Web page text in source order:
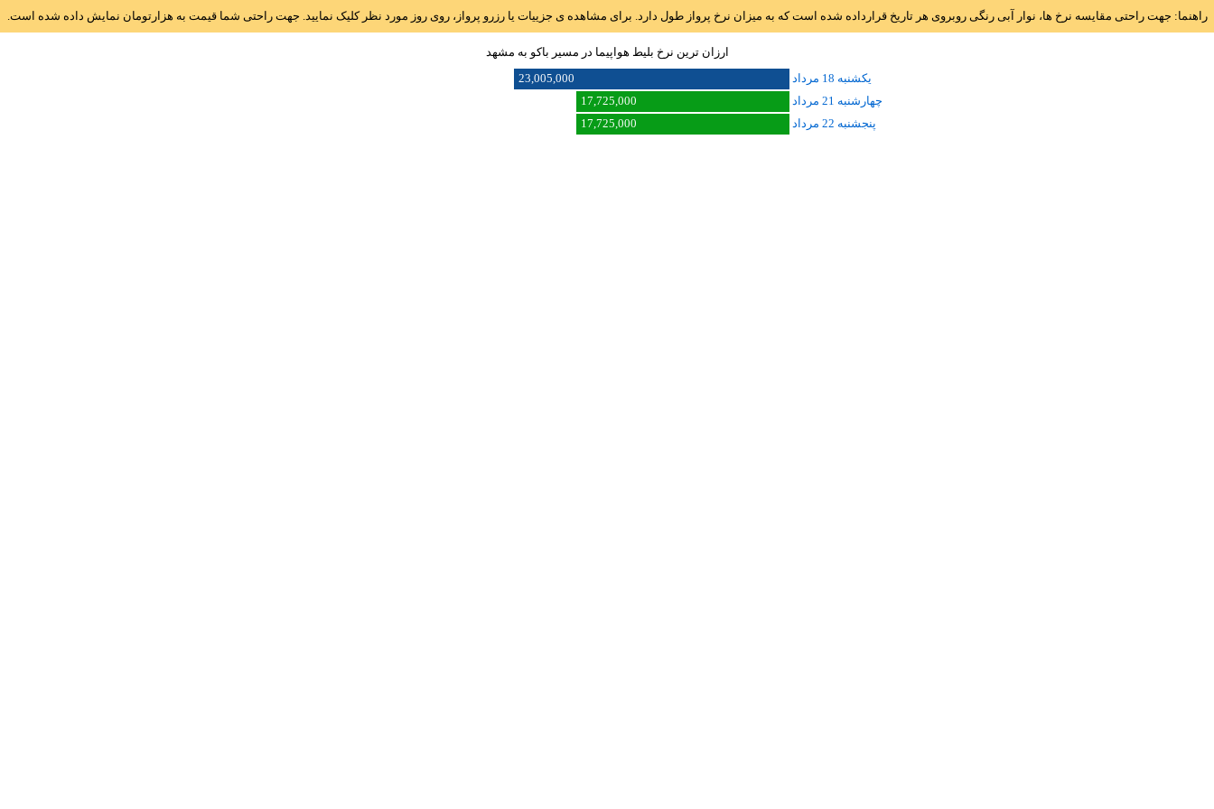
راهنما: جهت راحتی مقایسه نرخ ها، نوار آبی رنگی روبروی هر تاریخ قرارداده شده است که به میزان نرخ پرواز طول دارد. برای مشاهده ی جزییات یا رزرو پرواز، روی روز مورد نظر کلیک نمایید. جهت راحتی شما قیمت به هزارتومان نمایش داده شده است.
ارزان ترین نرخ بلیط هواپیما در مسیر باکو به مشهد
يکشنبه 18 مرداد
23,005,000
چهارشنبه 21 مرداد
17,725,000
پنجشنبه 22 مرداد
17,725,000